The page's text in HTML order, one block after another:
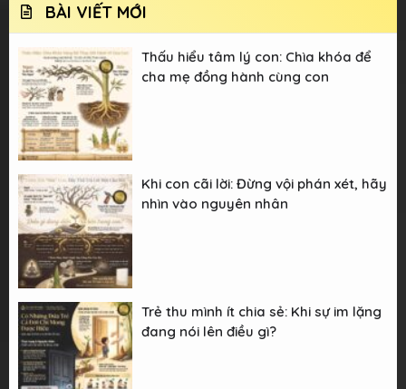
BÀI VIẾT MỚI
Thấu hiểu tâm lý con: Chìa khóa để
cha mẹ đồng hành cùng con
Khi con cãi lời: Đừng vội phán xét, hãy
nhìn vào nguyên nhân
Trẻ thu mình ít chia sẻ: Khi sự im lặng
đang nói lên điều gì?